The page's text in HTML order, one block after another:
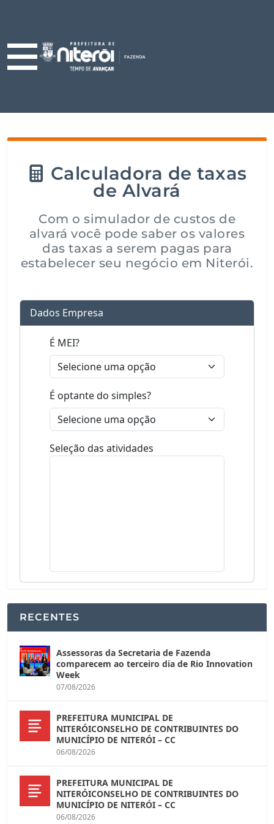
Calculadora de taxas
de Alvará
Com o simulador de custos de
alvará você pode saber os valores
das taxas a serem pagas para
estabelecer seu negócio em Niterói.
Dados Empresa
É MEI?
É optante do simples?
Seleção das atividades
RECENTES
Assessoras da Secretaria de Fazenda
comparecem ao terceiro dia de Rio Innovation
Week
07/08/2026
PREFEITURA MUNICIPAL DE
NITERÓICONSELHO DE CONTRIBUINTES DO
MUNICÍPIO DE NITERÓI – CC
06/08/2026
PREFEITURA MUNICIPAL DE
NITERÓICONSELHO DE CONTRIBUINTES DO
MUNICÍPIO DE NITERÓI – CC
06/08/2026